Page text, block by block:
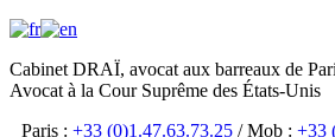
Cabinet DRAÏ, avocat aux barreaux de
Avocat à la Cour Suprême des États-Unis
Paris : +33 (0)1.47.63.73.25 / Mob : +33